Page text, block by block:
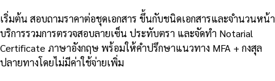
เริ่มต้น สอบถามราคาต่อชุดเอกสาร ขึ้นกับชนิดเอกสารและจำนวนหน้า
บริการรวมการตรวจสอบลายเซ็น ประทับตรา และจัดทำ Notarial
Certificate ภาษาอังกฤษ พร้อมให้คำปรึกษาแนวทาง MFA + กงสุล
ปลายทางโดยไม่มีค่าใช้จ่ายเพิ่ม